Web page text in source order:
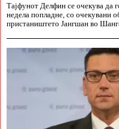
Тајфунот Делфин се очекува да
недела попладне, со очекувани
пристаништето Јангшан во